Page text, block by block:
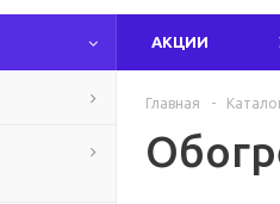
АКЦИИ
Главная -